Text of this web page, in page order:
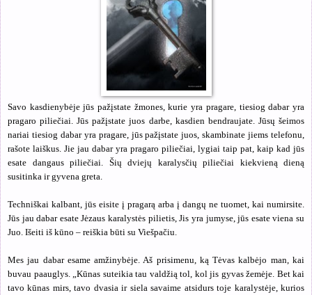
Savo kasdienybėje jūs pažįstate žmones, kurie yra pragare, tiesiog dabar yra
pragaro piliečiai. Jūs pažįstate juos darbe, kasdien bendraujate. Jūsų šeimos
nariai tiesiog dabar yra pragare, jūs pažįstate juos, skambinate jiems telefonu,
rašote laiškus. Jie jau dabar yra pragaro piliečiai, lygiai taip pat, kaip kad jūs
esate dangaus piliečiai. Šių dviejų karalysčių piliečiai kiekvieną dieną
susitinka ir gyvena greta.
Techniškai kalbant, jūs eisite į pragarą arba į dangų ne tuomet, kai numirsite.
Jūs jau dabar esate Jėzaus karalystės pilietis, Jis yra jumyse, jūs esate viena su
Juo. Išeiti iš kūno – reiškia būti su Viešpačiu.
Mes jau dabar esame amžinybėje. Aš prisimenu, ką Tėvas kalbėjo man, kai
buvau paauglys. „Kūnas suteikia tau valdžią tol, kol jis gyvas žemėje. Bet kai
tavo kūnas mirs, tavo dvasia ir siela savaime atsidurs toje karalystėje, kurios